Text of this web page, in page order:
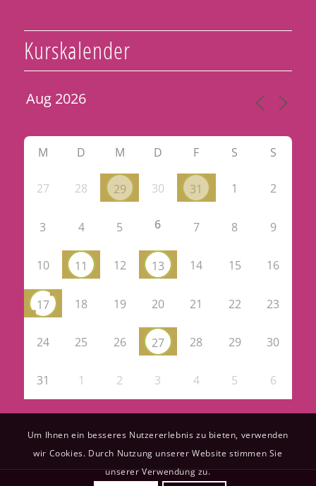
Kurskalender
M D M D F S S
27 28 29 30 31 1 2
3 4 5 6 7 8 9
10 11 12 13 14 15 16
17 18 19 20 21 22 23
24 25 26 27 28 29 30
31 1 2 3 4 5 6
Um Ihnen ein besseres Nutzererlebnis zu bieten, verwenden
wir Cookies. Durch Nutzung unserer Website stimmen Sie
unserer Verwendung zu.